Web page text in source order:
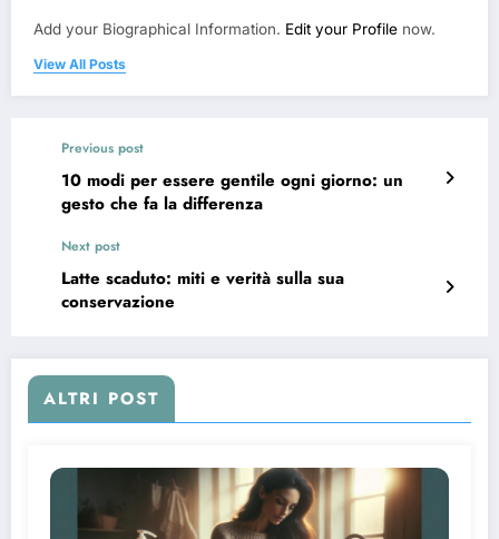
Add your Biographical Information. Edit your Profile now.
View All Posts
Previous post
10 modi per essere gentile ogni giorno: un
gesto che fa la differenza
Next post
Latte scaduto: miti e verità sulla sua
conservazione
ALTRI POST